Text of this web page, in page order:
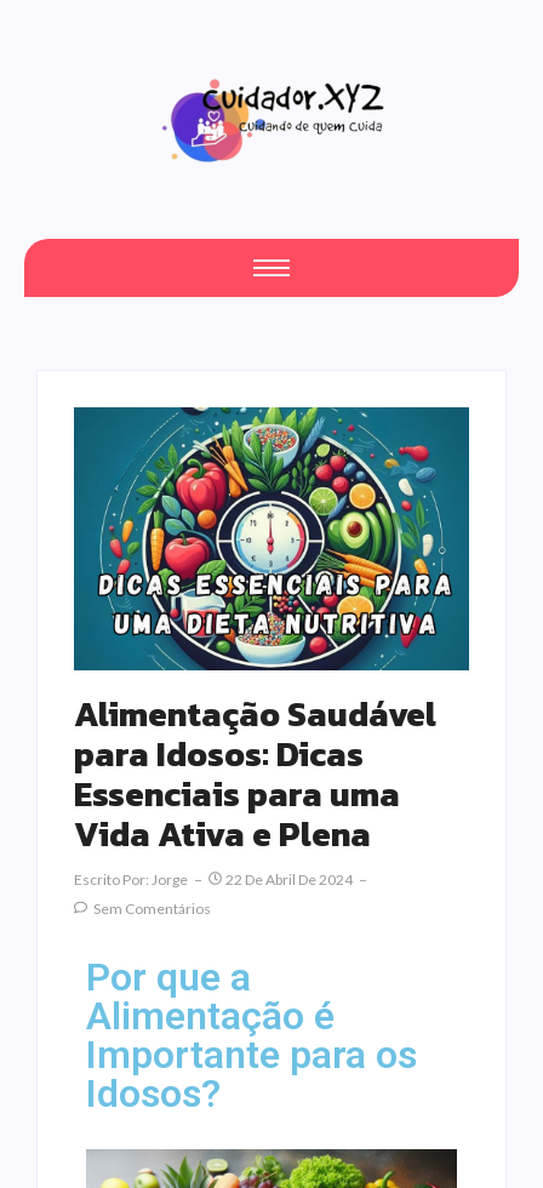
CURSO DE CUIDADOR DE IDOSO
Alimentação Saudável
para Idosos: Dicas
Essenciais para uma
Vida Ativa e Plena
Escrito Por: Jorge
22 De Abril De 2024
Sem Comentários
Por que a
Alimentação é
Importante para os
Idosos?